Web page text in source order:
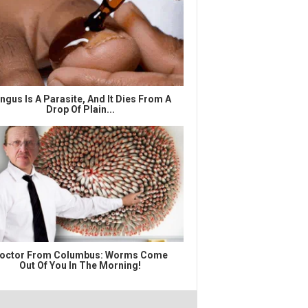
Is A Parasite, And It Dies From A
Drop Of Plain...
From Columbus: Worms Come
Out Of You In The Morning!